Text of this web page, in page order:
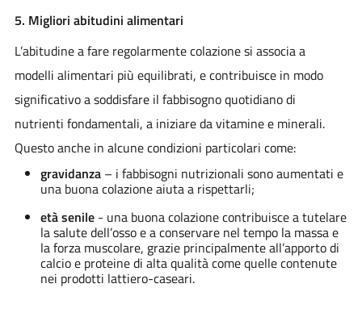
5. Migliori abitudini alimentari
L’abitudine a fare regolarmente colazione si associa a
modelli alimentari più equilibrati, e contribuisce in modo
significativo a soddisfare il fabbisogno quotidiano di
nutrienti fondamentali, a iniziare da vitamine e minerali.
Questo anche in alcune condizioni particolari come:
gravidanza– i fabbisogni nutrizionali sono aumentati e
una buona colazione aiuta a rispettarli;
età senile- una buona colazione contribuisce a tutelare
la salute dell’osso e a conservare nel tempo la massa e
la forza muscolare, grazie principalmente all’apporto di
calcio e proteine di alta qualità come quelle contenute
nei prodotti lattiero-caseari.